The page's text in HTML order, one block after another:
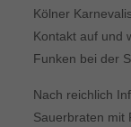
Kölner
Kontakt auf und
Funken bei der
Nach reichlich
Sauerbraten mit